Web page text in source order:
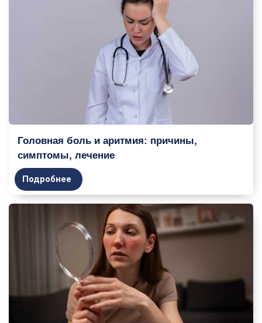
Головная боль и аритмия: причины,
симптомы, лечение
Подробнее